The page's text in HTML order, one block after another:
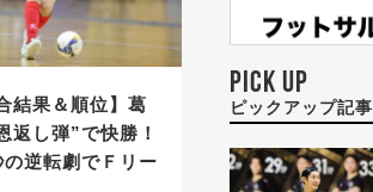
結果＆順位】葛
返し弾”で快勝！
逆転劇でＦリー
PICK UP
ピックアップ記事